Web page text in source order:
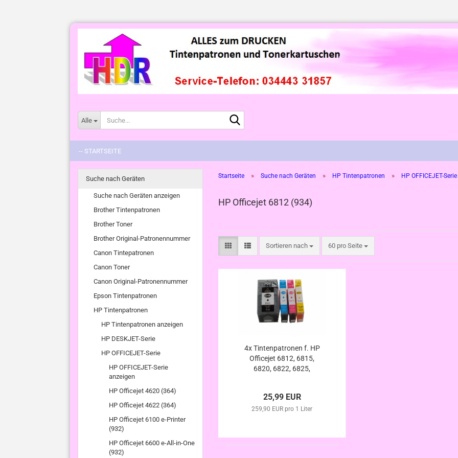
Alle
-- STARTSEITE
Startseite » Suche nach Geräten » HP Tintenpatronen » HP OFFICEJET-Serie
HP Officejet 6812 (934)
Sortieren nach
Sortieren nach 60 pro Seite
pro Seite
4x Tintenpatronen f. HP
Officejet 6812, 6815,
6820, 6822, 6825,
25,99 EUR
259,90 EUR pro 1 Liter
Suche nach Geräten
Suche nach Geräten anzeigen
Brother Tintenpatronen
Brother Toner
Brother Original-Patronennummer
Canon Tintepatronen
Canon Toner
Canon Original-Patronennummer
Epson Tintenpatronen
HP Tintenpatronen
HP Tintenpatronen anzeigen
HP DESKJET-Serie
HP OFFICEJET-Serie
HP OFFICEJET-Serie
anzeigen
HP Officejet 4620 (364)
HP Officejet 4622 (364)
HP Officejet 6100 e-Printer
(932)
HP Officejet 6600 e-All-in-One
(932)